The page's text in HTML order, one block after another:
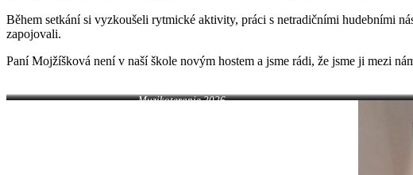
Během setkání si vyzkoušeli rytmické aktivity, práci s netradičními hudebními
zapojovali.
Paní Mojžíšková není v naší škole novým hostem a jsme rádi, že jsme ji mezi
Muzikoterapie 2026
Muzikoterapie 2026